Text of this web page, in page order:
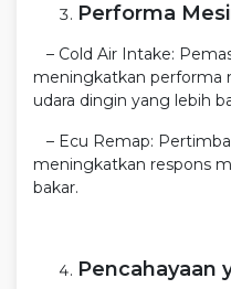
Performa
– Cold Air Intake:
meningkatkan performa
udara dingin yang lebih
– Ecu Remap:
meningkatkan respons
bakar.
Pencahayaan